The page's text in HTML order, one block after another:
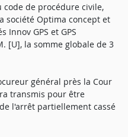
de procédure civile,
société Optima concept et
Innov GPS et GPS
[U], la somme globale de 3
général près la Cour
transmis pour être
l'arrêt partiellement cassé